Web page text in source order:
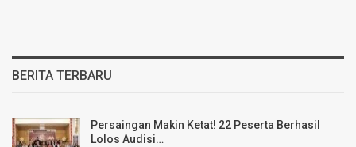
BERITA TERBARU
Persaingan Makin Ketat! 22 Peserta Berhasil
Lolos Audisi…